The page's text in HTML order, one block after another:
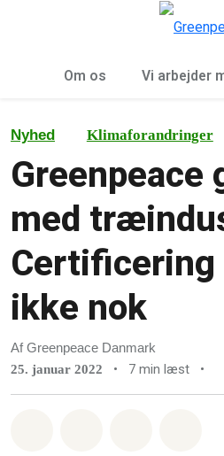
Om os Vi arbejder
Nyhed Klimaforandringer
Greenpeace
med
ikke nok
Af Greenpeace Danmark
25. januar 2022 • 7 min læst •